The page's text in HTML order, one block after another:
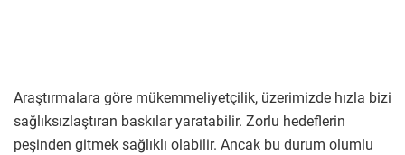
Araştırmalara göre mükemmeliyetçilik, üzerimizde hızla bizi
sağlıksızlaştıran baskılar yaratabilir. Zorlu hedeflerin
peşinden gitmek sağlıklı olabilir. Ancak bu durum olumlu